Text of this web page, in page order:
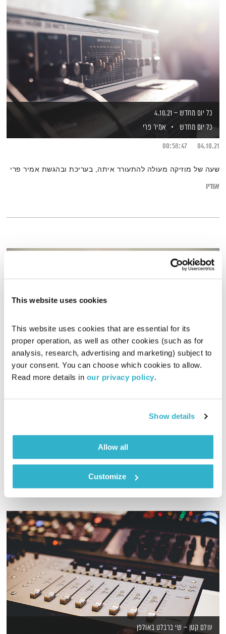
This website uses cookies
This website uses cookies that are essential for its
proper operation, as well as other cookies (such as for
analysis, research, advertising and marketing) subject to
your consent. You can choose which cookies to allow.
Read more details in our privacy policy.
Show details
Allow all
Customize
כל יום מחדש – 4.10.21
כל יום מחדש
אמיר פרי
04.10.21
00:58:47
שעה של מוזיקה מעולה להתעורר איתה, בעריכת ובהגשת אמיר פרי
אודיו
ואהבת – 1.6.24
שמעון פרנס
01.06.24
00:58:47
שמעון פרנס מרבה אהבה, במיוחד עכשיו. סיפורים ומשלים,
עולם קטן – שי ברבלט באולפן